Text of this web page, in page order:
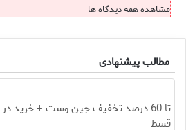
مشاهده همه دیدگاه ها
مطالب پیشنهادی
قسط